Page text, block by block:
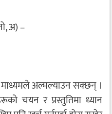
अ) –
माध्यमले अल्मल्याउन सक्छन् ।
चयन र प्रस्तुतिमा ध्यान